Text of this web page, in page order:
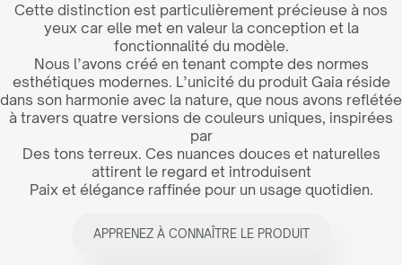
Cette distinction est particulièrement précieuse à nos
yeux car elle met en valeur la conception et la
fonctionnalité du modèle.
Nous l’avons créé en tenant compte des normes
esthétiques modernes. L’unicité du produit Gaia réside
dans son harmonie avec la nature, que nous avons reflétée
à travers quatre versions de couleurs uniques, inspirées
par
Des tons terreux. Ces nuances douces et naturelles
attirent le regard et introduisent
Paix et élégance raffinée pour un usage quotidien.
APPRENEZ À CONNAÎTRE LE PRODUIT